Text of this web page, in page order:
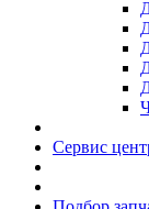
Сервис